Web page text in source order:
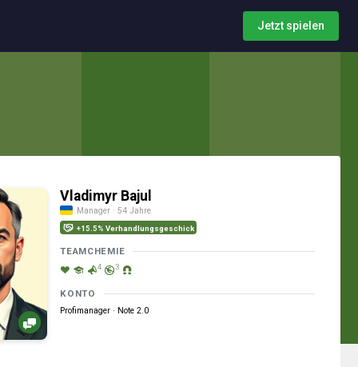
Jetzt spielen
Vladimyr Bajul
Manager · 54 Jahre
+15.5% Verhandlungsgeschick
TEAMCHEMIE
4 3
KONTO
Profimanager · Note 2.0